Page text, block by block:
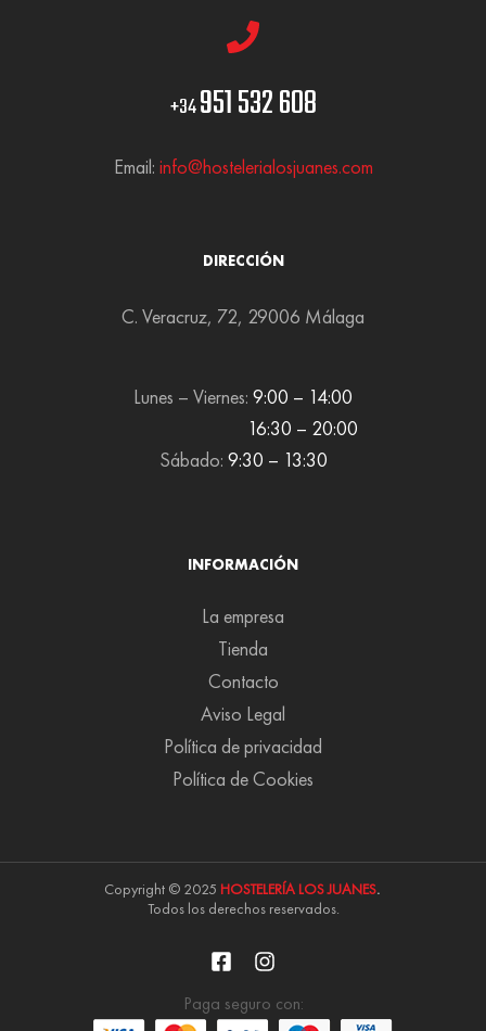
+34951 532 608
Email: info@hostelerialosjuanes.com
DIRECCIÓN
C. Veracruz, 72, 29006 Málaga
Lunes – Viernes: 9:00 – 14:00
16:30 – 20:00
Sábado: 9:30 – 13:30
INFORMACIÓN
La empresa
Tienda
Contacto
Aviso Legal
Política de privacidad
Política de Cookies
Copyright © 2025 HOSTELERÍA LOS JUANES.
Todos los derechos reservados.
Paga seguro con: